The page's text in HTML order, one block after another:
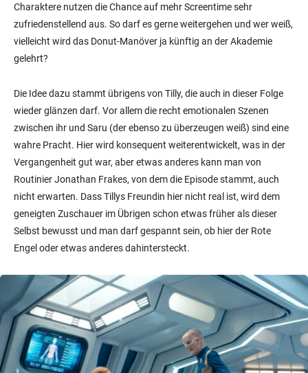
Charaktere nutzen die Chance auf mehr Screentime sehr
zufriedenstellend aus. So darf es gerne weitergehen und wer weiß,
vielleicht wird das Donut-Manöver ja künftig an der Akademie
gelehrt?
Die Idee dazu stammt übrigens von Tilly, die auch in dieser Folge
wieder glänzen darf. Vor allem die recht emotionalen Szenen
zwischen ihr und Saru (der ebenso zu überzeugen weiß) sind eine
wahre Pracht. Hier wird konsequent weiterentwickelt, was in der
Vergangenheit gut war, aber etwas anderes kann man von
Routinier Jonathan Frakes, von dem die Episode stammt, auch
nicht erwarten. Dass Tillys Freundin hier nicht real ist, wird dem
geneigten Zuschauer im Übrigen schon etwas früher als dieser
Selbst bewusst und man darf gespannt sein, ob hier der Rote
Engel oder etwas anderes dahintersteckt.